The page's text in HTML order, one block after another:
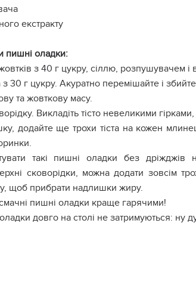
екстракту
пишні оладки:
з 40 г цукру, сіллю, розпушувачем
з 30 г цукру. Акуратно перемішайте і
та жовткову масу.
Викладіть тісто невеликими
додайте ще трохи тіста на кожен
такі пишні оладки без
сковорідки, можна додати зовсім
щоб прибрати надлишки жиру.
пишні оладки краще гарячими!
довго на столі не затримуються: ну